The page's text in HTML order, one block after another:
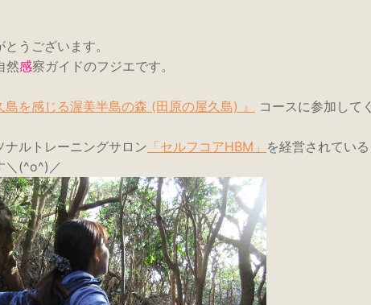
うございます。
然感察ガイドのフジエです。
島を感じる渥美半島の森 (田原の屋久島) 』
コースに参加してく
ナルトレーニングサロン 「セルフコアHBM」 を経営されている
＼(^o^)／